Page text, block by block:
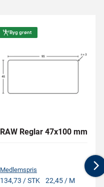
Byg grønt
RAW Reglar 47x100 mm
Medlemspris
134,73 / STK 22,45 / M